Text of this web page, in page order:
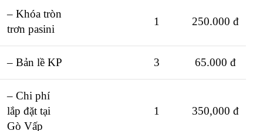
– Khóa tròn
trơn pasini
1 250.000 đ
– Bản lề KP 3 65.000 đ
– Chi phí
lắp đặt tại
Gò Vấp
1 350,000 đ